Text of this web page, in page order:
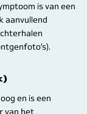
is van een
aanvullend
en is een
van het